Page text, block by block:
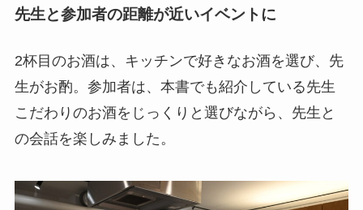
先生と参加者の距離が近いイベントに
2杯目のお酒は、キッチンで好きなお酒を選び、先
生がお酌。参加者は、本書でも紹介している先生
こだわりのお酒をじっくりと選びながら、先生と
の会話を楽しみました。